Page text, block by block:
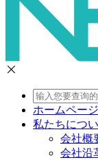
ホームページ
私たちにつ
会社概
会社沿